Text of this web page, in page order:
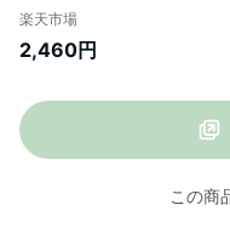
フ 糖質オフ調味料 ぽ
酢 調味料 ケト ケト
楽天市場
2,460円
この商